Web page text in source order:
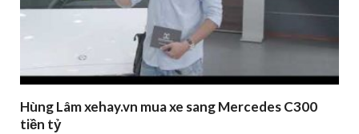
Hùng Lâm xehay.vn mua xe sang Mercedes C300
tiền tỷ